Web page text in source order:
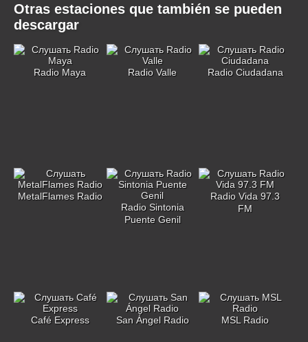
Otras estaciones que también se pueden
descargar
Radio Maya Radio Valle Radio Ciudadana
MetalFlames Radio
Radio Sintonia
Puente Genil
Radio Vida 97.3
FM
Café Express San Ángel Radio MSL Radio